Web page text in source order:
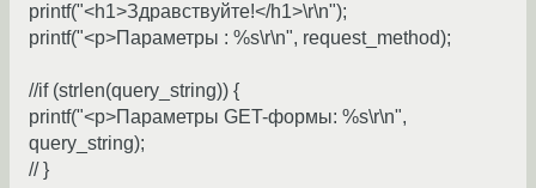
printf("<h1>Здравствуйте!</h1>\r\n");
printf("<p>Параметры : %s\r\n", request_method);
//if (strlen(query_string)) {
printf("<p>Параметры GET-формы: %s\r\n",
query_string);
// }